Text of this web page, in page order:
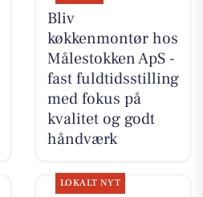
Bliv
køkkenmontør hos
Målestokken ApS -
fast fuldtidsstilling
med fokus på
kvalitet og godt
håndværk
LOKALT NYT